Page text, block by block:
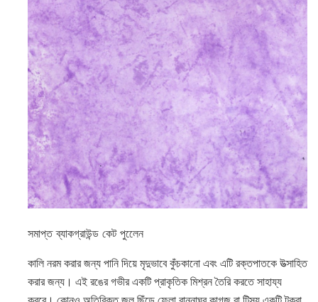
সমাপ্ত ব্যাকগ্রাউন্ড কেট পুলেেন
কালি নরম করার জন্য পানি দিয়ে মৃদুভাবে কুঁচকানো এবং এটি রক্তপাতকে উত্সাহিত
করার জন্য। এই রঙের গভীর একটি প্রাকৃতিক মিশ্রন তৈরি করতে সাহায্য